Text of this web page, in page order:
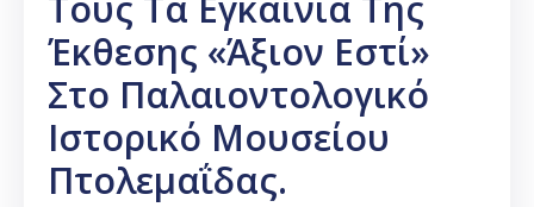
Έκθεσης «Άξιον Εστί»
Στο Παλαιοντολογικό
Ιστορικό Μουσείου
Πτολεμαΐδας.